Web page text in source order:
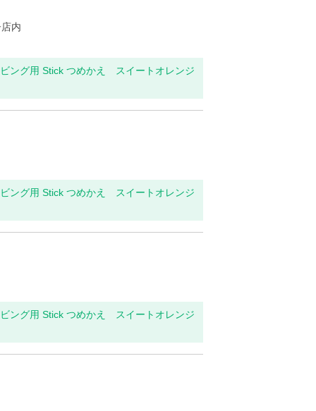
内
ング用 Stick つめかえ スイートオレンジ
ング用 Stick つめかえ スイートオレンジ
ング用 Stick つめかえ スイートオレンジ